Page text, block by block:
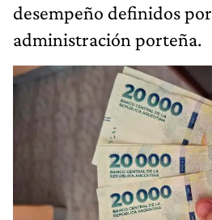
desempeño definidos
administración porteña.